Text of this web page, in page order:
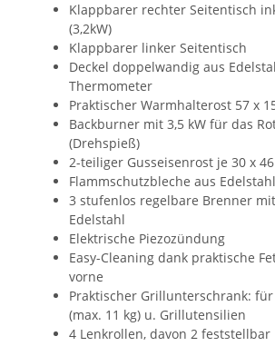
Klappbarer rechter Seitentisch
(3,2kW)
Klappbarer linker Seitentisch
Deckel doppelwandig aus
Thermometer
Praktischer Warmhalterost 57 x
Backburner mit 3,5 kW für das
(Drehspieß)
2-teiliger Gusseisenrost je 30 x
Flammschutzbleche aus Edelstahl
3 stufenlos regelbare Brenner
Edelstahl
Elektrische Piezozündung
Easy-Cleaning dank praktische
vorne
Praktischer Grillunterschrank: für
(max. 11 kg) u. Grillutensilien
4 Lenkrollen, davon 2 feststellbar